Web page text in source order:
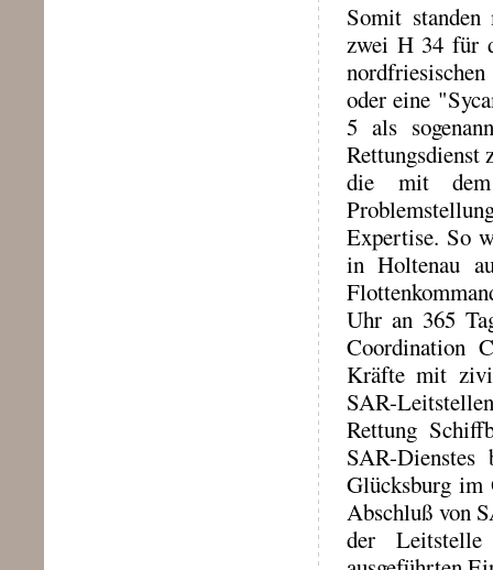
Somit
zwei H 34 für
oder eine
5 als
Rettungsdienst
die mit dem
Expertise. So
in Holtenau
Uhr an 365
Coordination
Kräfte mit
SAR-
Rettung
SAR-
Glücksburg im
Abschluß von
der